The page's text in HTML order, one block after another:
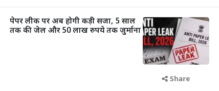
पेपर लीक पर अब होगी कड़ी सजा, 5 साल
तक की जेल और 50 लाख रुपये तक जुर्माना
Share